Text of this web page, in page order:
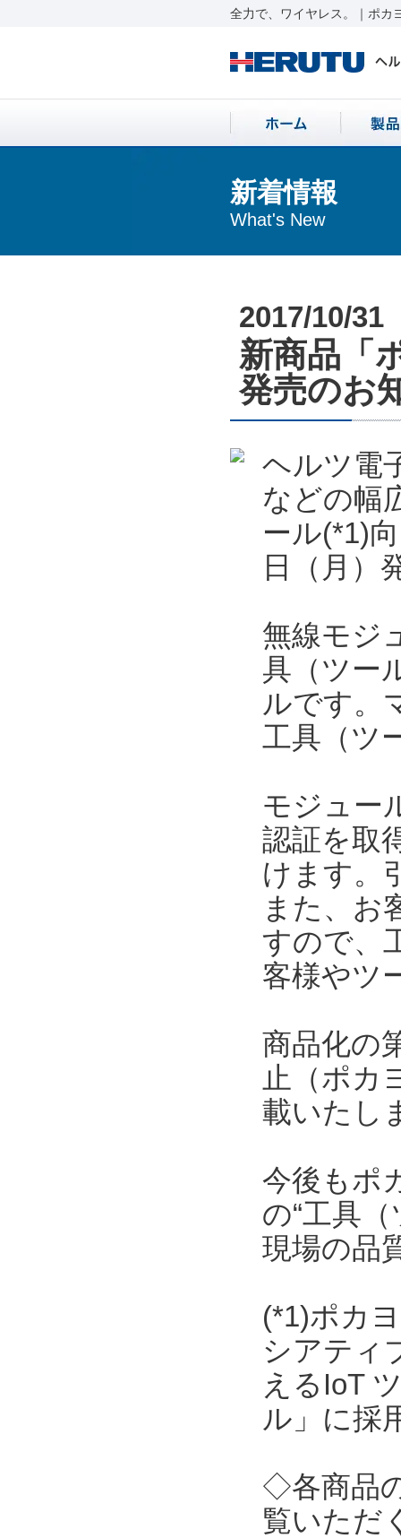
全力で、ワイヤレス。｜ポカ
新着情報
What's New
2017/10/31
新商品「
発売のお
ヘルツ電
などの幅
ール(*1)
日（月）
無線モジ
具（ツー
ルです。
工具（ツ
モジュー
認証を取
けます。
また、お
すので、
客様やツ
商品化の
止（ポカ
載いたし
今後もポ
の“工具
現場の品
(*1)ポカ
シアティ
えるIoT
ル」に採
◇各商品
覧いただ